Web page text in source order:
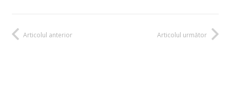
Articolul anterior Articolul următor